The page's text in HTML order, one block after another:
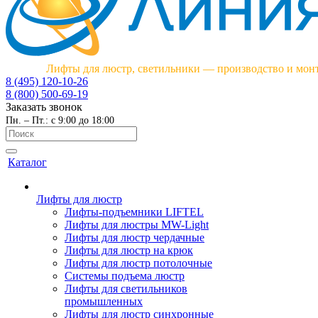
Лифты для люстр, светильники — производство и
8 (495) 120-10-26
8 (800) 500-69-19
Заказать звонок
Пн. – Пт.: с 9:00 до 18:00
Каталог
Лифты для люстр
Лифты-подъемники LIFTEL
Лифты для люстры MW-Light
Лифты для люстр чердачные
Лифты для люстр на крюк
Лифты для люстр потолочные
Системы подъема люстр
Лифты для светильников
промышленных
Лифты для люстр синхронные